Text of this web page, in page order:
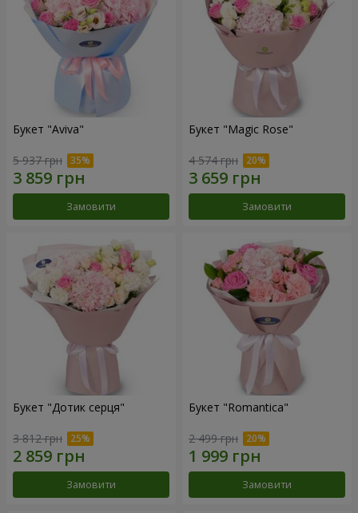
Букет "Aviva"
5 937 грн
Замовити
Букет "Magic Rose"
4 574 грн
Замовити
Букет "Дотик серця"
3 812 грн
Замовити
Букет "Romantica"
2 499 грн
Замовити